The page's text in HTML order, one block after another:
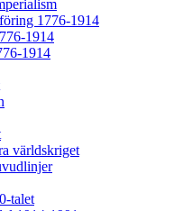
1776-1914
1914
1914
världskriget
talet